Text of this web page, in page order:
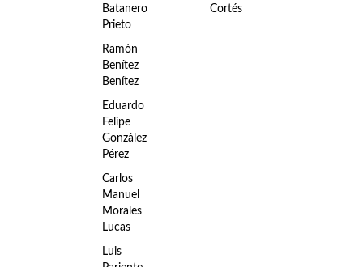
Batanero
Prieto
Ramón
Benítez
Benítez
Eduardo
Felipe
González
Pérez
Carlos
Manuel
Morales
Lucas
Luis
Cortés